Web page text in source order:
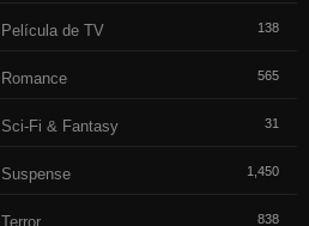
Película de TV 138
Romance 565
Sci-Fi & Fantasy 31
Suspense 1,450
Terror 838